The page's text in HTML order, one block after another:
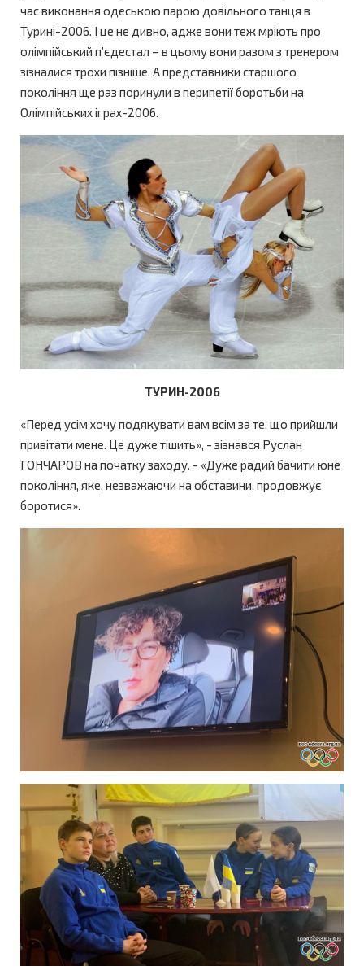
час виконання одеською парою довільного танця в
Турині-2006. І це не дивно, адже вони теж мріють про
олімпійський п’єдестал – в цьому вони разом з тренером
зізналися трохи пізніше. А представники старшого
покоління ще раз поринули в перипетії боротьби на
Олімпійських іграх-2006.
ТУРИН-2006
«Перед усім хочу подякувати вам всім за те, що прийшли
привітати мене. Це дуже тішить», - зізнався Руслан
ГОНЧАРОВ на початку заходу. - «Дуже радий бачити юне
покоління, яке, незважаючи на обставини, продовжує
боротися».